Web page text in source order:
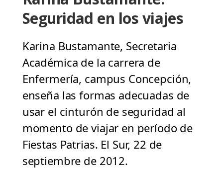
Seguridad en los viajes
Karina Bustamante, Secretaria
Académica de la carrera de
Enfermería, campus Concepción,
enseña las formas adecuadas de
usar el cinturón de seguridad al
momento de viajar en período de
Fiestas Patrias. El Sur, 22 de
septiembre de 2012.